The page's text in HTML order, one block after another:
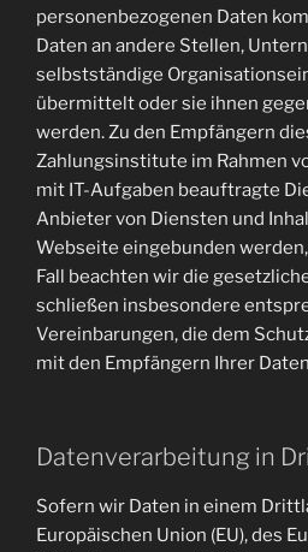
personenbezogenen Daten
Daten an andere Stellen,
selbstständige
übermittelt oder sie ihnen
werden. Zu den Empfängern
Zahlungsinstitute im Rahmen
mit IT-Aufgaben beauftragte
Anbieter von Diensten und
Webseite eingebunden
Fall beachten wir die
schließen insbesondere
Vereinbarungen, die dem
mit den Empfängern Ihrer
Datenverarbeitung in
Sofern wir Daten in einem
Europäischen Union (EU), des